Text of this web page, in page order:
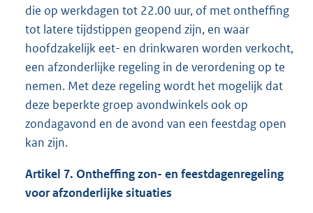
die op werkdagen tot 22.00 uur, of met ontheffing
tot latere tijdstippen geopend zijn, en waar
hoofdzakelijk eet- en drinkwaren worden verkocht,
een afzonderlijke regeling in de verordening op te
nemen. Met deze regeling wordt het mogelijk dat
deze beperkte groep avondwinkels ook op
zondagavond en de avond van een feestdag open
kan zijn.
Artikel 7. Ontheffing zon- en feestdagenregeling
voor afzonderlijke situaties